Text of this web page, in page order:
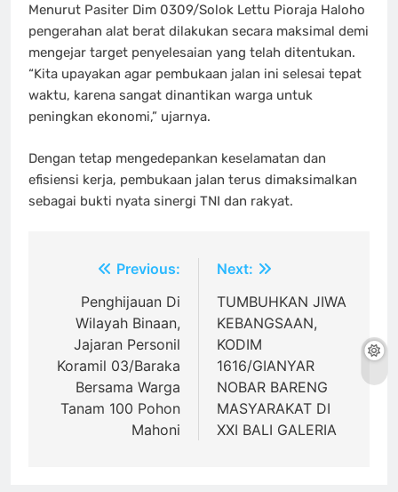
Menurut Pasiter Dim 0309/Solok Lettu Pioraja Haloho
pengerahan alat berat dilakukan secara maksimal demi
mengejar target penyelesaian yang telah ditentukan.
“Kita upayakan agar pembukaan jalan ini selesai tepat
waktu, karena sangat dinantikan warga untuk
peningkan ekonomi,” ujarnya.
Dengan tetap mengedepankan keselamatan dan
efisiensi kerja, pembukaan jalan terus dimaksimalkan
sebagai bukti nyata sinergi TNI dan rakyat.
Navigasi
pos
Previous:
Penghijauan Di
Wilayah Binaan,
Jajaran Personil
Koramil 03/Baraka
Bersama Warga
Tanam 100 Pohon
Mahoni
Next:
TUMBUHKAN JIWA
KEBANGSAAN,
KODIM
1616/GIANYAR
NOBAR BARENG
MASYARAKAT DI
XXI BALI GALERIA